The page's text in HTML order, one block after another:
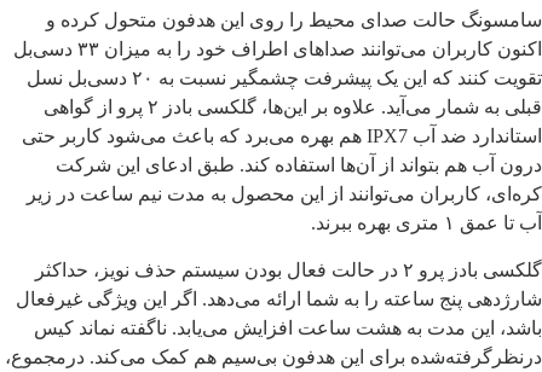
سامسونگ حالت صدای محیط را روی این هدفون متحول کرده و
اکنون کاربران می‌توانند صداهای اطراف خود را به میزان ۳۳ دسی‌بل
تقویت کنند که این یک پیشرفت چشمگیر نسبت به ۲۰ دسی‌بل نسل
قبلی به شمار می‌آید. علاوه بر این‌ها، گلکسی بادز ۲ پرو از گواهی
استاندارد ضد آب IPX7 هم بهره می‌برد که باعث می‌شود کاربر حتی
درون آب هم بتواند از آن‌ها استفاده کند. طبق ادعای این شرکت
کره‌ای، کاربران می‌توانند از این محصول به مدت نیم ساعت در زیر
آب تا عمق ۱ متری بهره ببرند.
گلکسی بادز پرو ۲ در حالت فعال‌ بودن سیستم حذف نویز، حداکثر
شارژدهی پنج ساعته را به شما ارائه می‌دهد. اگر این ویژگی غیرفعال
باشد، این مدت به هشت ساعت افزایش می‌یابد. ناگفته نماند کیس
در‌نظر‌گرفته‌شده برای این هدفون بی‌سیم هم کمک می‌کند. درمجموع،